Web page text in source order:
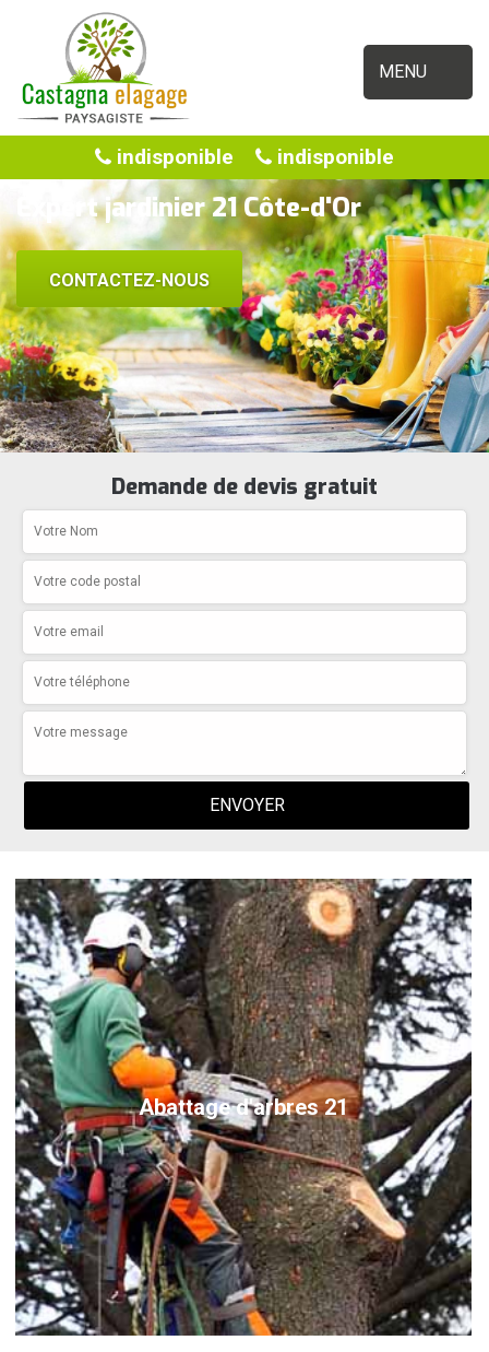
MENU
indisponible indisponible
Expert jardinier 21 Côte-d'Or
CONTACTEZ-NOUS
Demande de devis gratuit
Abattage d'arbres 21